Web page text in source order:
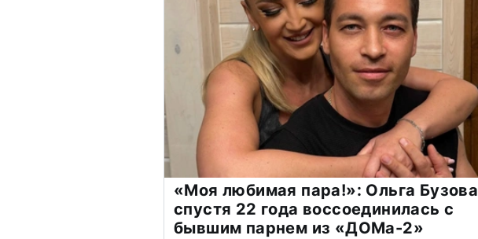
«Моя любимая пара!»: Ольга Бузова
спустя 22 года воссоединилась с
бывшим парнем из «ДОМа-2»